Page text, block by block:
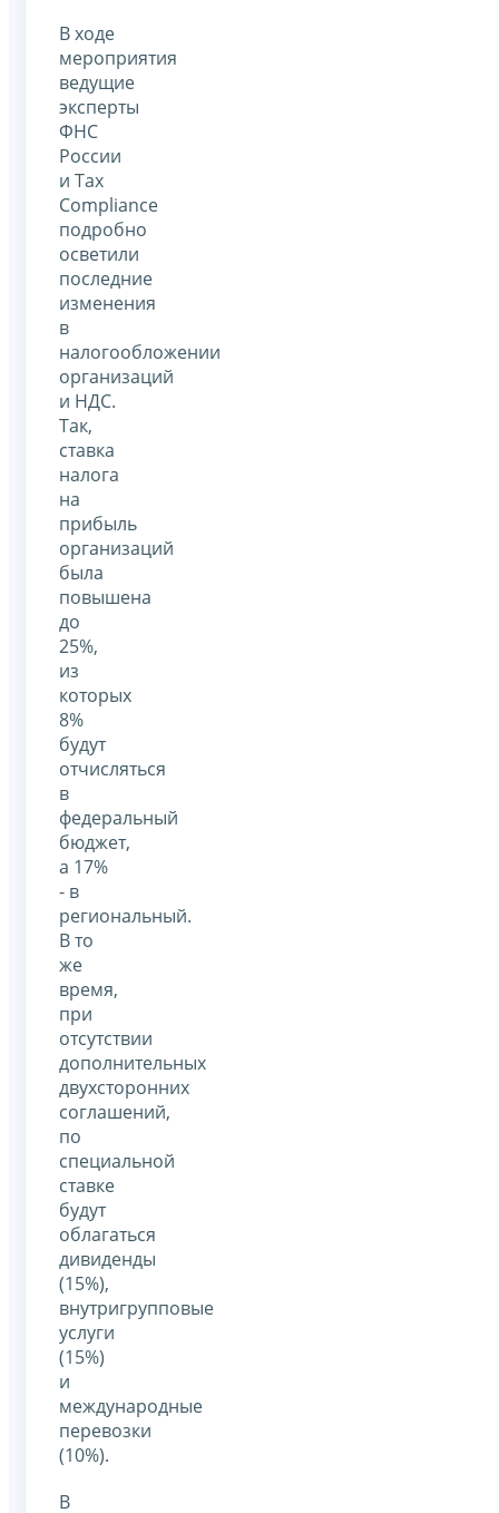
В ходе
мероприятия
ведущие
эксперты
ФНС
России
и Tax
Compliance
подробно
осветили
последние
изменения
в
налогообложении
организаций
и НДС.
Так,
ставка
налога
на
прибыль
организаций
была
повышена
до
25%,
из
которых
8%
будут
отчисляться
в
федеральный
бюджет,
а 17%
- в
региональный.
В то
же
время,
при
отсутствии
дополнительных
двухсторонних
соглашений,
по
специальной
ставке
будут
облагаться
дивиденды
(15%),
внутригрупповые
услуги
(15%)
и
международные
перевозки
(10%).
В